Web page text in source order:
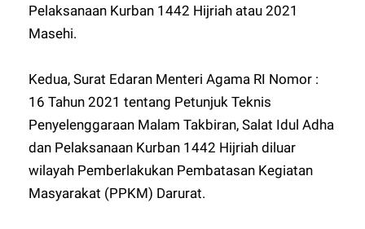
Pelaksanaan Kurban 1442 Hijriah atau 2021
Masehi.
Kedua, Surat Edaran Menteri Agama RI Nomor :
16 Tahun 2021 tentang Petunjuk Teknis
Penyelenggaraan Malam Takbiran, Salat Idul Adha
dan Pelaksanaan Kurban 1442 Hijriah diluar
wilayah Pemberlakukan Pembatasan Kegiatan
Masyarakat (PPKM) Darurat.